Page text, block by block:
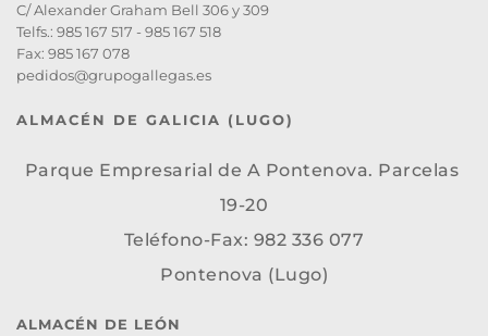
C/ Alexander Graham Bell 306 y 309
Telfs.: 985 167 517 - 985 167 518
Fax: 985 167 078
pedidos@grupogallegas.es
ALMACÉN DE GALICIA (LUGO)
Parque Empresarial de A Pontenova. Parcelas
19-20
Teléfono-Fax: 982 336 077
Pontenova (Lugo)
ALMACÉN DE LEÓN